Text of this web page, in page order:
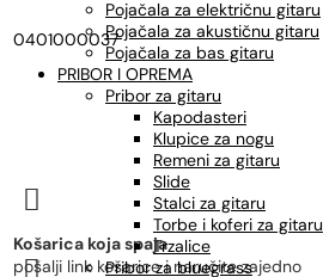
Pojačala za električnu gitaru
Pojačala za akustičnu gitaru
Pojačala za bas gitaru
PRIBOR I OPREMA
Pribor za gitaru
Kapodasteri
Klupice za nogu
Remeni za gitaru
Slide
Stalci za gitaru
Torbe i koferi za gitaru
Trzalice
Pribor za bluegrass
0401000037

Košarica koja spaja
pošalji link košarice i naručite zajedno
